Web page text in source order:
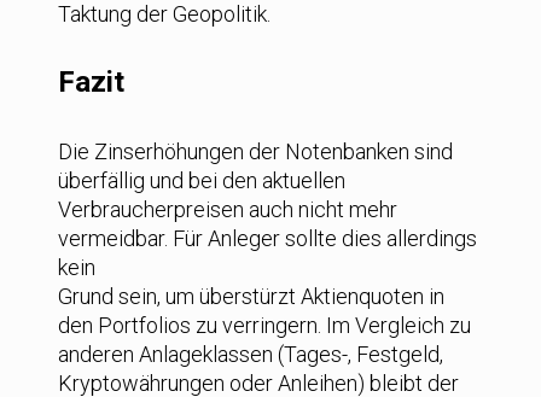
Taktung der Geopolitik.
Fazit
Die Zinserhöhungen der Notenbanken sind
überfällig und bei den aktuellen
Verbraucherpreisen auch nicht mehr
vermeidbar. Für Anleger sollte dies allerdings
kein
Grund sein, um überstürzt Aktienquoten in
den Portfolios zu verringern. Im Vergleich zu
anderen Anlageklassen (Tages-, Festgeld,
Kryptowährungen oder Anleihen) bleibt der